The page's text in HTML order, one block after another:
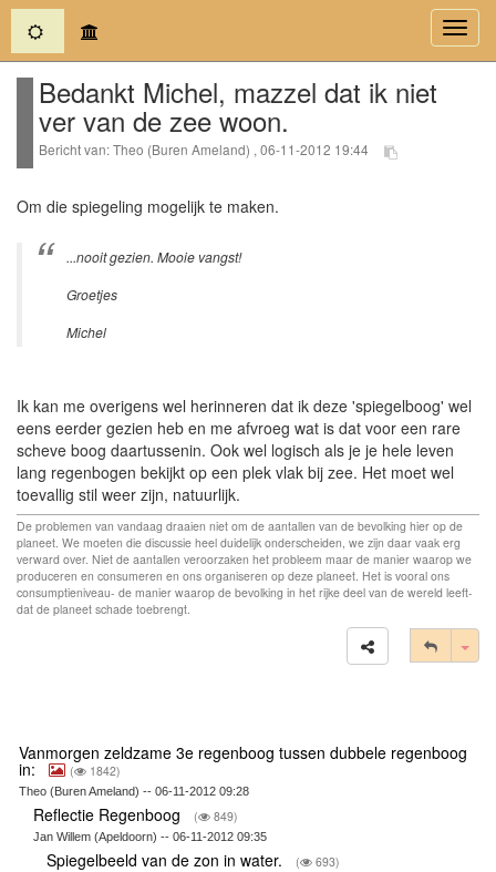
(current)
Bedankt Michel, mazzel dat ik niet
ver van de zee woon.
Bericht van: Theo (Buren Ameland) , 06-11-2012 19:44
Om die spiegeling mogelijk te maken.
...nooit gezien. Mooie vangst!
Groetjes
Michel
Ik kan me overigens wel herinneren dat ik deze 'spiegelboog' wel
eens eerder gezien heb en me afvroeg wat is dat voor een rare
scheve boog daartussenin. Ook wel logisch als je je hele leven
lang regenbogen bekijkt op een plek vlak bij zee. Het moet wel
toevallig stil weer zijn, natuurlijk.
De problemen van vandaag draaien niet om de aantallen van de bevolking hier op de
planeet. We moeten die discussie heel duidelijk onderscheiden, we zijn daar vaak erg
verward over. Niet de aantallen veroorzaken het probleem maar de manier waarop we
produceren en consumeren en ons organiseren op deze planeet. Het is vooral ons
consumptieniveau- de manier waarop de bevolking in het rijke deel van de wereld leeft-
dat de planeet schade toebrengt.
Vanmorgen zeldzame 3e regenboog tussen dubbele regenboog
in: ( 1842)
Theo (Buren Ameland) -- 06-11-2012 09:28
Reflectie Regenboog ( 849)
Jan Willem (Apeldoorn) -- 06-11-2012 09:35
Spiegelbeeld van de zon in water. ( 693)